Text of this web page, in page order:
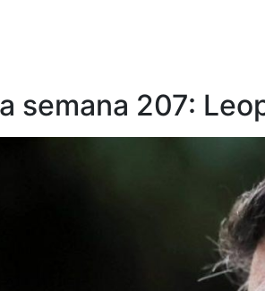
semana 207: